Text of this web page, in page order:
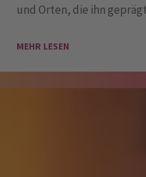
und Orten, die ihn
MEHR LESEN